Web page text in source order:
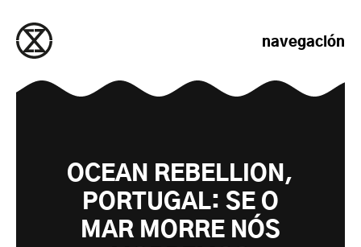
navegación
OCEAN REBELLION,
PORTUGAL: SE O
MAR MORRE NÓS